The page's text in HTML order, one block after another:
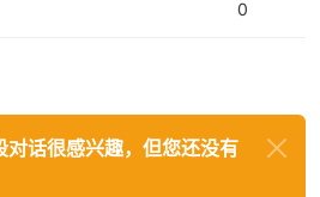
0
对话很感兴趣，但您还没有